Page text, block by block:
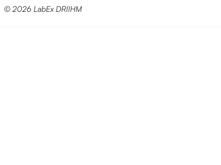
© 2026 LabEx DRIIHM